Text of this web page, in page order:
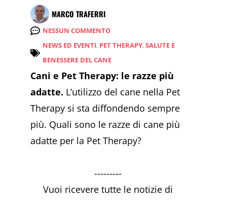
MARCO TRAFERRI
NESSUN COMMENTO
NEWS ED EVENTI, PET THERAPY, SALUTE E
BENESSERE DEL CANE
Cani e Pet Therapy: le razze più
adatte. L’utilizzo del cane nella Pet
Therapy si sta diffondendo sempre
più. Quali sono le razze di cane più
adatte per la Pet Therapy?
---------
Vuoi ricevere tutte le notizie di